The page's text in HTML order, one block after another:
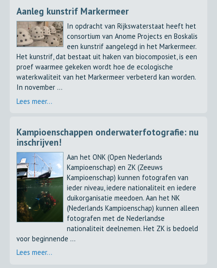
Aanleg kunstrif Markermeer
In opdracht van Rijkswaterstaat heeft het
consortium van Anome Projects en Boskalis
een kunstrif aangelegd in het Markermeer.
Het kunstrif, dat bestaat uit haken van biocomposiet, is een
proef waarmee gekeken wordt hoe de ecologische
waterkwaliteit van het Markermeer verbeterd kan worden.
In november ...
Lees meer...
Kampioenschappen onderwaterfotografie: nu
inschrijven!
Aan het ONK (Open Nederlands
Kampioenschap) en ZK (Zeeuws
Kampioenschap) kunnen fotografen van
ieder niveau, iedere nationaliteit en iedere
duikorganisatie meedoen. Aan het NK
(Nederlands Kampioenschap) kunnen alleen
fotografen met de Nederlandse
nationaliteit deelnemen. Het ZK is bedoeld
voor beginnende ...
Lees meer...